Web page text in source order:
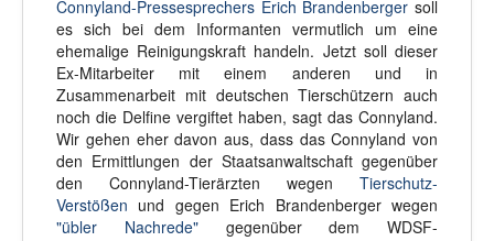
Connyland-Pressesprechers Erich Brandenberger soll
es sich bei dem Informanten vermutlich um eine
ehemalige Reinigungskraft handeln. Jetzt soll dieser
Ex-Mitarbeiter mit einem anderen und in
Zusammenarbeit mit deutschen Tierschützern auch
noch die Delfine vergiftet haben, sagt das Connyland.
Wir gehen eher davon aus, dass das Connyland von
den Ermittlungen der Staatsanwaltschaft gegenüber
den Connyland-Tierärzten wegen Tierschutz-
Verstößen und gegen Erich Brandenberger wegen
"übler Nachrede"gegenüber dem WDSF-